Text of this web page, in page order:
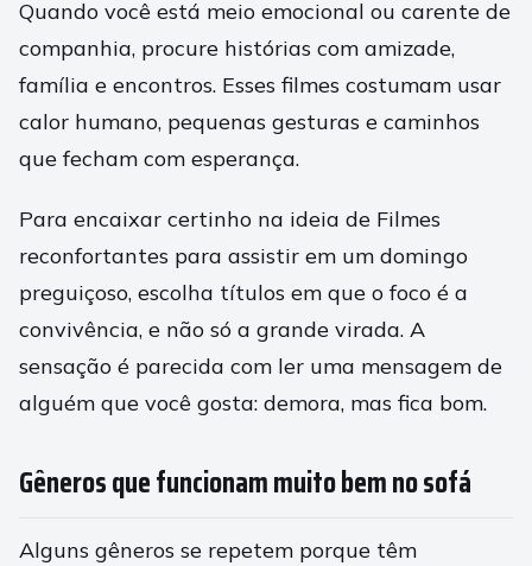
Quando você está meio emocional ou carente de
companhia, procure histórias com amizade,
família e encontros. Esses filmes costumam usar
calor humano, pequenas gesturas e caminhos
que fecham com esperança.
Para encaixar certinho na ideia de Filmes
reconfortantes para assistir em um domingo
preguiçoso, escolha títulos em que o foco é a
convivência, e não só a grande virada. A
sensação é parecida com ler uma mensagem de
alguém que você gosta: demora, mas fica bom.
Gêneros que funcionam muito bem no sofá
Alguns gêneros se repetem porque têm